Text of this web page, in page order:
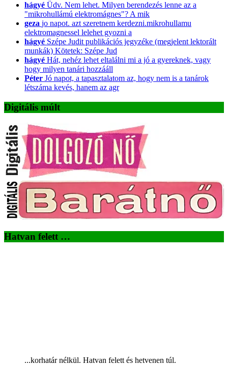
hágyé Üdv. Nem lehet. Milyen berendezés lenne az a
"mikrohullámú elektromágnes"? A mik
geza jo napot. azt szeretnem kerdezni.mikrohullamu
elektromagnessel lelehet gyozni a
hágyé Szépe Judit publikációs jegyzéke (megjelent lektorált
munkák) Kötetek: Szépe Jud
hágyé Hát, nehéz lehet eltalálni mi a jó a gyereknek, vagy
hogy milyen tanári hozzááll
Péter Jó napot, a tapasztalatom az, hogy nem is a tanárok
létszáma kevés, hanem az agr
Digitális múlt
Hatvan felett …
...korhatár nélkül. Hatvan felett és hetvenen túl.